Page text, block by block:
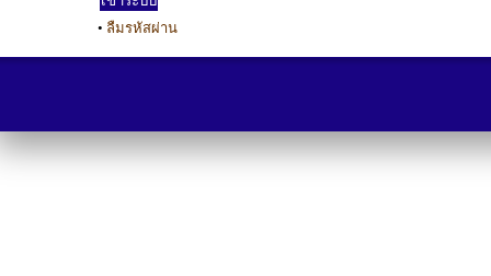
• ลืมรหัสผ่าน